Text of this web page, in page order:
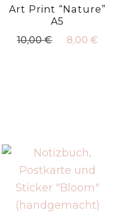
Art Print “Nature”
A5
10,00€
Ursprünglicher
8,00€